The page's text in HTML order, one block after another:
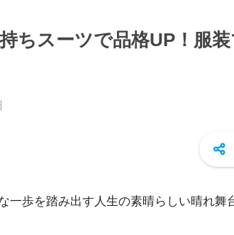
ちスーツで品格UP！服
一歩を踏み出す人生の素晴らしい晴れ舞